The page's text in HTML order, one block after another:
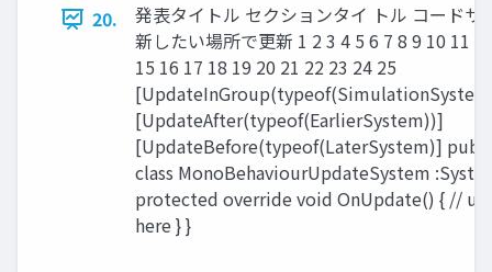
20.
発表タイトル セクションタイ トル コードサ
新したい場所で更新 1 2 3 4 5 6 7 8 9 10 11
15 16 17 18 19 20 21 22 23 24 25
[UpdateAfter(typeof(EarlierSystem))]
[UpdateBefore(typeof(LaterSystem)]
class MonoBehaviourUpdateSystem
protected override void OnUpdate() { //
here } }